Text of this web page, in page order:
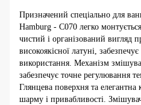
Призначений спеціально для
Hamburg - C070 легко
чистий і організований вигляд
високоякісної латуні, забезпечує
використання. Механізм
забезпечує точне регулювання
Глянцева поверхня та
шарму і привабливості.